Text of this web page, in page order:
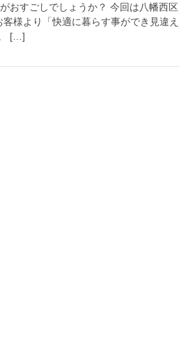
おすごしでしょうか？ 今回は八幡西区
様より「快適に暮らす事ができ見違え
[…]